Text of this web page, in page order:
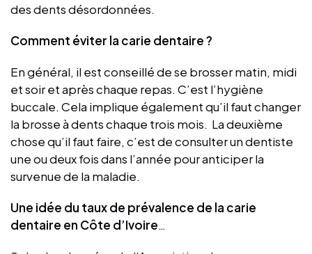
des dents désordonnées.
Comment éviter la carie dentaire ?
En général, il est conseillé de se brosser matin, midi
et soir et après chaque repas. C’est l’hygiène
buccale. Cela implique également qu’il faut changer
la brosse à dents chaque trois mois. La deuxième
chose qu’il faut faire, c’est de consulter un dentiste
une ou deux fois dans l’année pour anticiper la
survenue de la maladie.
Une idée du taux de prévalence de la carie
dentaire en Côte d’Ivoire…